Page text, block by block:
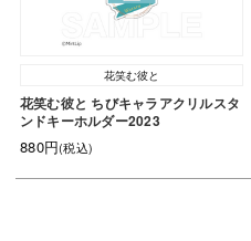
花笑む彼と
花笑む彼と ちびキャラアクリルスタ
ンドキーホルダー2023
880円(税込)